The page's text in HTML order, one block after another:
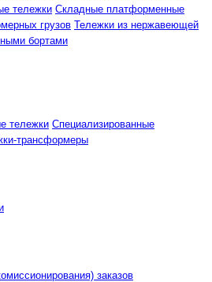
тележки Складные платформенные
грузов Тележки из нержавеющей
бортами
тележки Специализированные
трансформеры
заказов